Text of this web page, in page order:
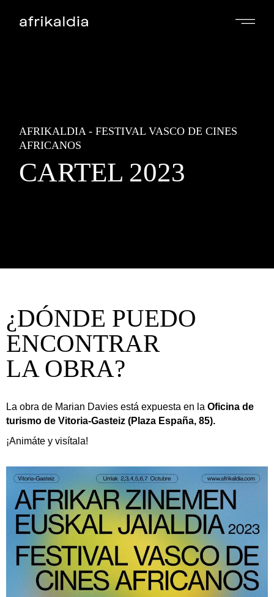
AFRIKALDIA - FESTIVAL VASCO DE CINES
AFRICANOS
CARTEL 2023
¿DÓNDE PUEDO
ENCONTRAR
LA OBRA?
La obra de Marian Davies está expuesta en la Oficina de
turismo de Vitoria-Gasteiz (Plaza España, 85).
¡Animáte y visítala!